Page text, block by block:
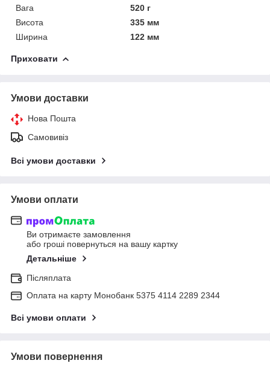
Вага
520 г
Висота
335 мм
Ширина
122 мм
Приховати
Умови доставки
Нова Пошта
Самовивіз
Всі умови доставки
Умови оплати
Ви отримаєте замовлення
або гроші повернуться на вашу картку
Детальніше
Післяплата
Оплата на карту Монобанк 5375 4114 2289 2344
Всі умови оплати
Умови повернення